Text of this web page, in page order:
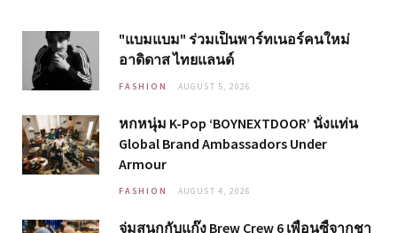
"แบมแบม" ร่วมเป็นพาร์ทเนอร์คนใหม่
อาดิดาส ไทยแลนด์
FASHION AUGUST 5, 2026
หกหนุ่ม K-Pop ‘BOYNEXTDOOR’ นั่งแท่น
Global Brand Ambassadors Under
Armour
FASHION AUGUST 4, 2026
จุ่มสนุกกับแก๊ง Brew Crew 6 เพื่อนซี้จากชา